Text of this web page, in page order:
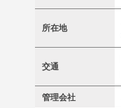
所在地
交通
管理会社